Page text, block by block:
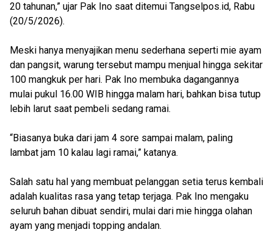
20 tahunan,” ujar Pak Ino saat ditemui Tangselpos.id, Rabu
(20/5/2026).
Meski hanya menyajikan menu sederhana seperti mie ayam
dan pangsit, warung tersebut mampu menjual hingga sekitar
100 mangkuk per hari. Pak Ino membuka dagangannya
mulai pukul 16.00 WIB hingga malam hari, bahkan bisa tutup
lebih larut saat pembeli sedang ramai.
“Biasanya buka dari jam 4 sore sampai malam, paling
lambat jam 10 kalau lagi ramai,” katanya.
Salah satu hal yang membuat pelanggan setia terus kembali
adalah kualitas rasa yang tetap terjaga. Pak Ino mengaku
seluruh bahan dibuat sendiri, mulai dari mie hingga olahan
ayam yang menjadi topping andalan.